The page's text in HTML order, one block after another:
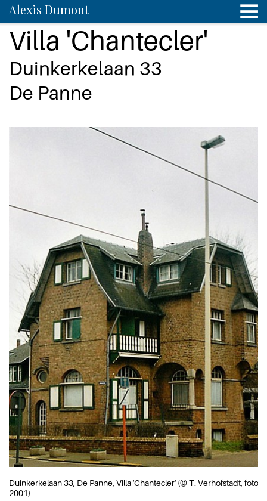
Alexis Dumont
Villa 'Chantecler'
Duinkerkelaan 33
De Panne
Duinkerkelaan 33, De Panne, Villa 'Chantecler' (© T. Verhofstadt, foto
2001)